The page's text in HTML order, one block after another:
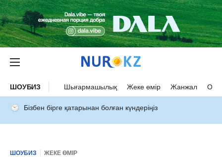
ШОУБИЗ Шығармашылық Жеке өмір Жанжал
Бізбен бірге қатарынан болған күндеріңіз
ШОУБИЗ ЖЕКЕ ӨМІР